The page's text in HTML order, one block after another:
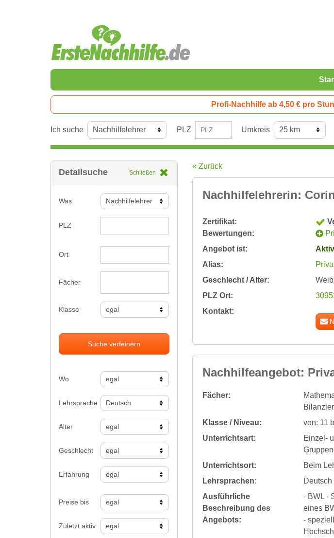
Profi-Nachhilfe ab 4,50 € pro
Ich suche PLZ Umkreis
Detailsuche Schließen
Was
PLZ
Ort
Fächer
Klasse
Suche verfeinern
Wo
Lehrsprache
Alter
Geschlecht
Erfahrung
Preise bis
Zuletzt aktiv
« Zurück
Nachhilfelehrerin:
Zertifikat:
Bewertungen:
Angebot ist:
Aktiv
Alias:
Geschlecht / Alter:
PLZ Ort:
Kontakt:
Nachhilfeangebot:
Fächer:
Klasse / Niveau:
von: 11
Unterrichtsart:
Einzel-
Unterrichtsort:
Beim
Lehrsprachen:
Deutsch
Ausführliche
Beschreibung des
Angebots:
- BWL -
eines
-